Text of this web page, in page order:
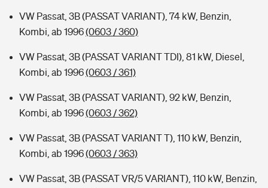
VW Passat, 3B (PASSAT VARIANT), 74 kW, Benzin,
Kombi, ab 1996(0603 / 360)
VW Passat, 3B (PASSAT VARIANT TDI), 81 kW, Diesel,
Kombi, ab 1996(0603 / 361)
VW Passat, 3B (PASSAT VARIANT), 92 kW, Benzin,
Kombi, ab 1996(0603 / 362)
VW Passat, 3B (PASSAT VARIANT T), 110 kW, Benzin,
Kombi, ab 1996(0603 / 363)
VW Passat, 3B (PASSAT VR/5 VARIANT), 110 kW, Benzin,